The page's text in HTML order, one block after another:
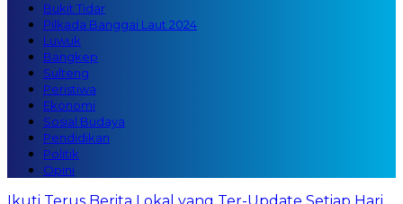
Bukit Tidar
Pilkada Banggai Laut 2024
Luwuk
Bangkep
Sulteng
Peristiwa
Ekonomi
Sosial Budaya
Pendidikan
Politik
Opini